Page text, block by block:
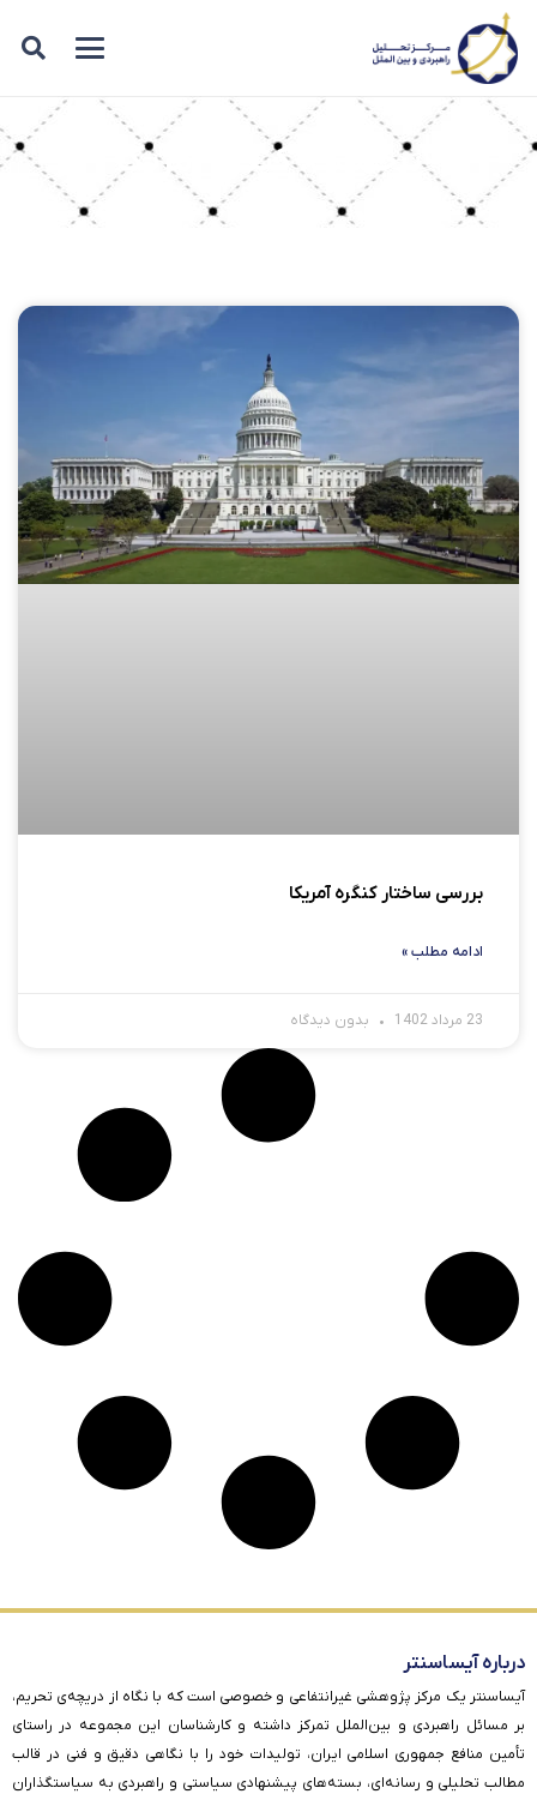
برچسب: کنگره آمریکا
بررسی ساختار کنگره آمریکا
ادامه مطلب »
23 مرداد 1402 بدون دیدگاه
درباره آیساسنتر
آیساسنتر یک مرکز پژوهشی غیرانتفاعی و خصوصی است که با نگاه از دریچه‌ی تحریم،
بر مسائل راهبردی و بین‌الملل تمرکز داشته و کارشناسان این مجموعه در راستای
تأمین منافع جمهوری اسلامی ایران، تولیدات خود را با نگاهی دقیق و فنی در قالب
مطالب تحلیلی و رسانه‌ای، بسته‌های پیشنهادی سیاستی و راهبردی به سیاستگذاران